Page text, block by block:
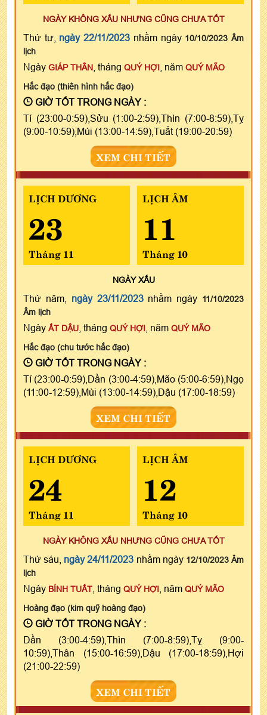
NGÀY KHÔNG XẤU NHƯNG CŨNG CHƯA TỐT
Thứ tư, ngày 22/11/2023 nhằm ngày 10/10/2023 Âm
lịch
Ngày GIÁP THÂN , tháng QUÝ HỢI , năm QUÝ MÃO
Hắc đạo (thiên hình hắc đạo)
GIỜ TỐT TRONG NGÀY :
Tí (23:00-0:59),Sửu (1:00-2:59),Thìn (7:00-8:59),Tỵ
(9:00-10:59),Mùi (13:00-14:59),Tuất (19:00-20:59)
XEM CHI TIẾT
LỊCH DƯƠNG
23
Tháng 11
LỊCH ÂM
11
Tháng 10
NGÀYXẤU
Thứ năm, ngày 23/11/2023nhằm ngày 11/10/2023
Âm lịch
Ngày ẤT DẬU , tháng QUÝ HỢI , năm QUÝ MÃO
Hắc đạo (chu tước hắc đạo)
GIỜ TỐT TRONG NGÀY :
Tí (23:00-0:59),Dần (3:00-4:59),Mão (5:00-6:59),Ngọ
(11:00-12:59),Mùi (13:00-14:59),Dậu (17:00-18:59)
XEM CHI TIẾT
LỊCH DƯƠNG
24
Tháng 11
LỊCH ÂM
12
Tháng 10
NGÀY KHÔNG XẤU NHƯNG CŨNG CHƯA TỐT
Thứ sáu, ngày 24/11/2023 nhằm ngày 12/10/2023 Âm
lịch
Ngày BÍNH TUẤT , tháng QUÝ HỢI , năm QUÝ MÃO
Hoàng đạo (kim quỹ hoàng đạo)
GIỜ TỐT TRONG NGÀY :
Dần (3:00-4:59),Thìn (7:00-8:59),Tỵ (9:00-
10:59),Thân (15:00-16:59),Dậu (17:00-18:59),Hợi
(21:00-22:59)
XEM CHI TIẾT